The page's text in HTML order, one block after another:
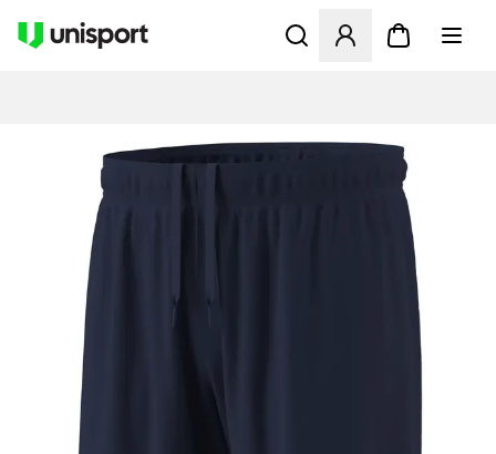
Åbner en Modal til at